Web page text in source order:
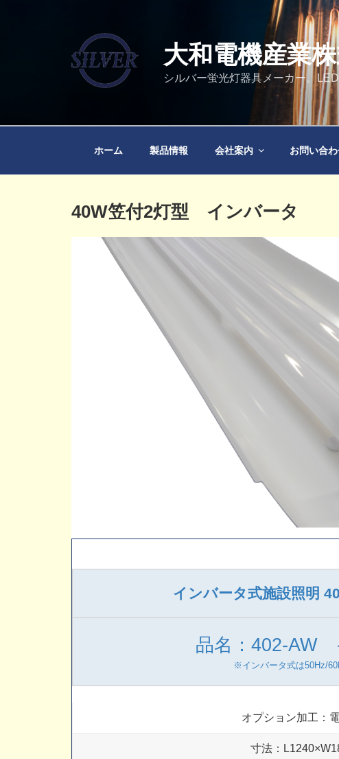
キ
大和電機産業
シルバー蛍光灯器具メーカー。
ホーム 製品情報 会社案内 お問い合
稿
40W笠付2灯型 インバータ
インバータ式施設照明
品名：402-AW
※インバータ式は50Hz/
オプション加工：
寸法：